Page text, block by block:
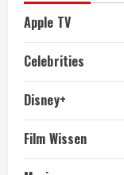
Apple TV
Celebrities
Disney+
Film Wissen